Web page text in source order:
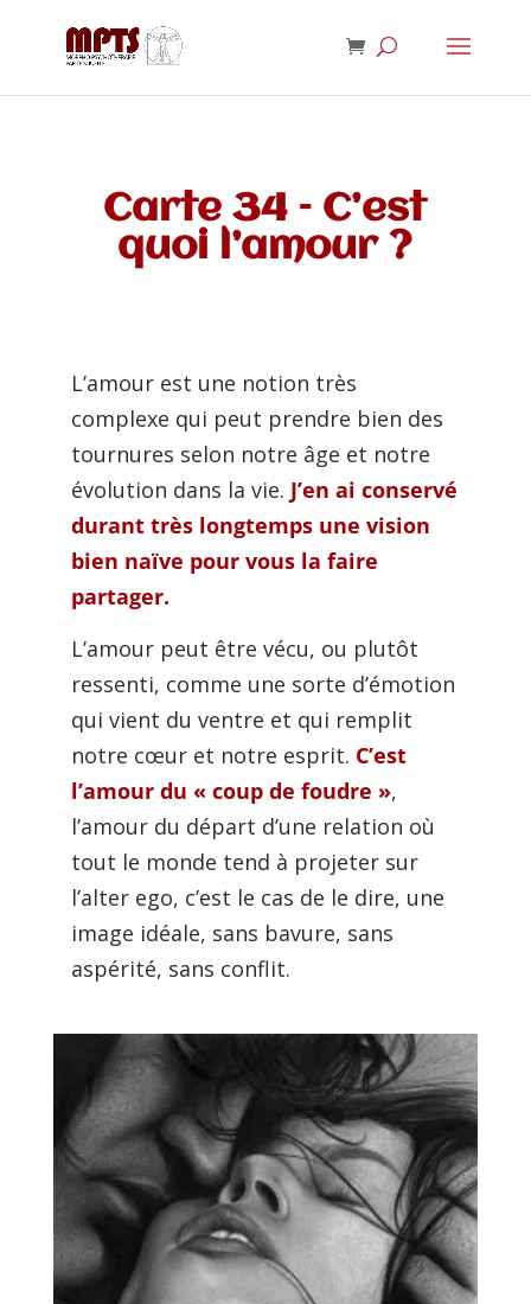
Carte 34 – C’est
quoi l’amour ?
L’amour est une notion très
complexe qui peut prendre bien des
tournures selon notre âge et notre
évolution dans la vie. J’en ai conservé
durant très longtemps une vision
bien naïve pour vous la faire
partager.
L’amour peut être vécu, ou plutôt
ressenti, comme une sorte d’émotion
qui vient du ventre et qui remplit
notre cœur et notre esprit. C’est
l’amour du « coup de foudre »,
l’amour du départ d’une relation où
tout le monde tend à projeter sur
l’alter ego, c’est le cas de le dire, une
image idéale, sans bavure, sans
aspérité, sans conflit.